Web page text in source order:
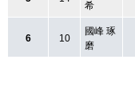
希
6 10
國峰 琢
磨